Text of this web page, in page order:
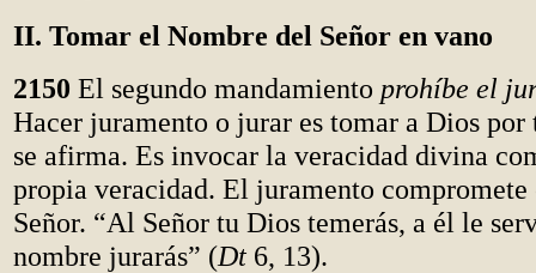
II. Tomar el Nombre del Señor en vano
2150 El segundo mandamiento prohíbe el
Hacer juramento o jurar es tomar a Dios por
se afirma. Es invocar la veracidad divina
propia veracidad. El juramento
Señor. “Al Señor tu Dios temerás, a él le
nombre jurarás” (Dt 6, 13).